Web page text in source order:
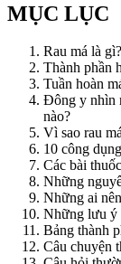
MỤC LỤC
Rau má là gì?
Thành phần
Tuần hoàn
Đông y nhìn
nào?
Vì sao rau
10 công
Các bài
Những
Những ai
Những lưu ý
Bảng thành
Câu chuyện